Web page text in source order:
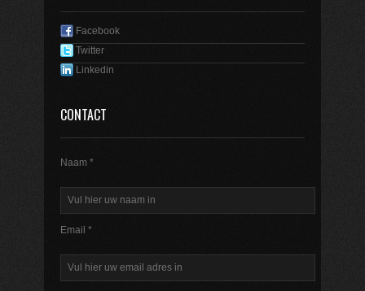
Facebook
Twitter
Linkedin
CONTACT
Naam *
Email *